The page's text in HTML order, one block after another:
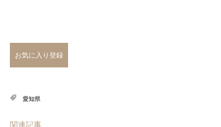
お気に入り登録
愛知県
関連記事